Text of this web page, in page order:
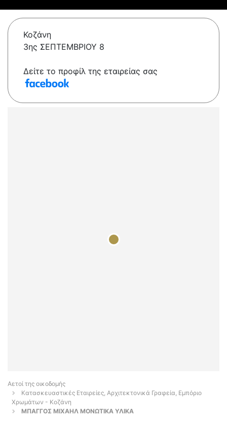
Κοζάνη
3ης ΣΕΠΤΕΜΒΡΙΟΥ 8
Δείτε το προφίλ της εταιρείας σας
Αετοί της οικοδομής
Κατασκευαστικές Εταιρείες, Αρχιτεκτονικά Γραφεία, Εμπόριο
Χρωμάτων - Κοζάνη
ΜΠΑΓΓΟΣ ΜΙΧΑΗΛ ΜΟΝΩΤΙΚΑ ΥΛΙΚΑ